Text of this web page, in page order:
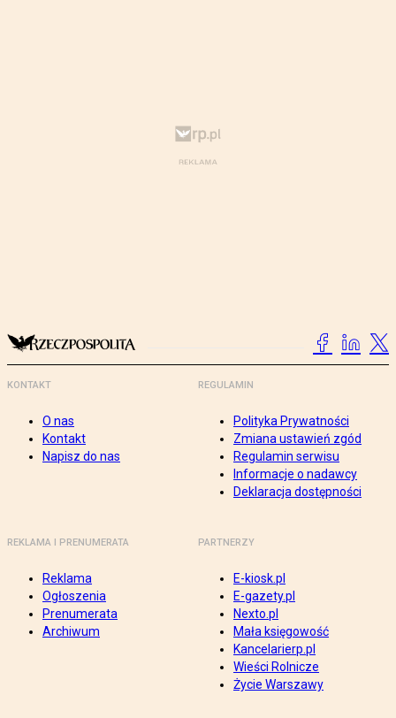
KONTAKT
O nas
Kontakt
Napisz do nas
REGULAMIN
Polityka Prywatności
Zmiana ustawień zgód
Regulamin serwisu
Informacje o nadawcy
Deklaracja dostępności
REKLAMA I PRENUMERATA
Reklama
Ogłoszenia
Prenumerata
Archiwum
PARTNERZY
E-kiosk.pl
E-gazety.pl
Nexto.pl
Mała księgowość
Kancelarierp.pl
Wieści Rolnicze
Życie Warszawy